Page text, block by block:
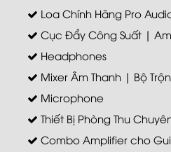
Loa Chính Hãng Pro
Cục Đẩy Công Suất |
Headphones
Mixer Âm Thanh | Bộ
Microphone
Thiết Bị Phòng Thu
Combo Amplifier cho